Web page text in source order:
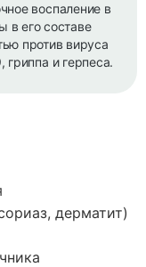
воспаление в
в его составе
против вируса
и герпеса.
дерматит)